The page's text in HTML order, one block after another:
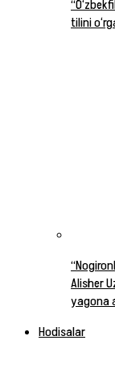
tilini
Alisher
yagona
Hodisalar